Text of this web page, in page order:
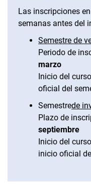
Comunicación intercultural
Trabajo periodístico
Holandés
Portugués
Las inscripciones
semanas antes del
Semestre de
Periodo de
marzo
Inicio del
oficial del
Semestrede
Plazo de
septiembre
Inicio del
inicio oficial